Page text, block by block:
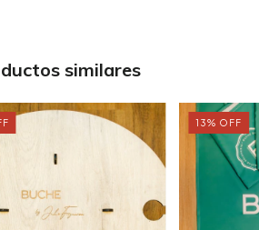
similares
13% OFF